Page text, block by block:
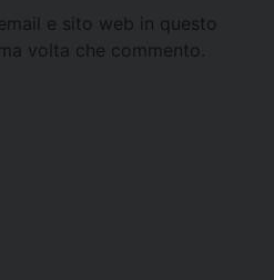
e sito web in questo
volta che commento.